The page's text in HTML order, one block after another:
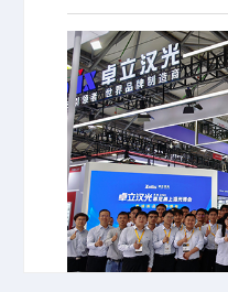
3月20日，为期3天的
圆满落下帷幕。本届展
仪、荧光光谱仪、手动
款高性能重磅产品惊艳
中国芯” 2026 新品发
新产品与行业解决方
上观众4万余人次广泛
的高度认可。